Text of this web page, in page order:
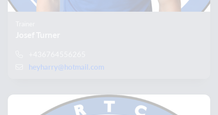
heyharry@hotmail.com